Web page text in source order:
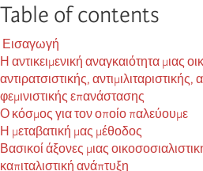
Table of contents
Εισαγωγή
Η αντικειμενική αναγκαιότητα μιας
αντιρατσιστικής, αντιμιλιταριστικής,
φεμινιστικής επανάστασης
Ο κόσμος για τον οποίο παλεύουμε
Η μεταβατική μας μέθοδος
Βασικοί άξονες μιας
καπιταλιστική ανάπτυξη